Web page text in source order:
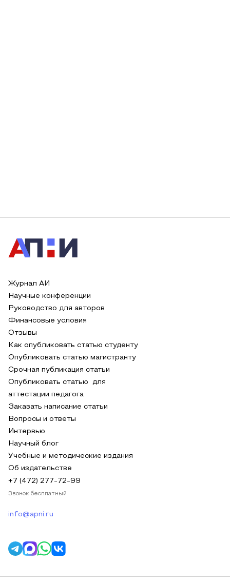
Журнал АИ
Научные конференции
Руководство для авторов
Финансовые условия
Отзывы
Как опубликовать статью студенту
Опубликовать статью магистранту
Срочная публикация статьи
Опубликовать статью для
аттестации педагога
Заказать написание статьи
Вопросы и ответы
Интервью
Научный блог
Учебные и методические издания
Об издательстве
+7 (472) 277-72-99
Звонок бесплатный
info@apni.ru